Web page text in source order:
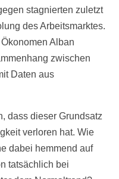
stagnierten zuletzt
des Arbeitsmarktes.
Alban
zwischen
Daten aus
dass dieser Grundsatz
verloren hat. Wie
dabei hemmend auf
tatsächlich bei